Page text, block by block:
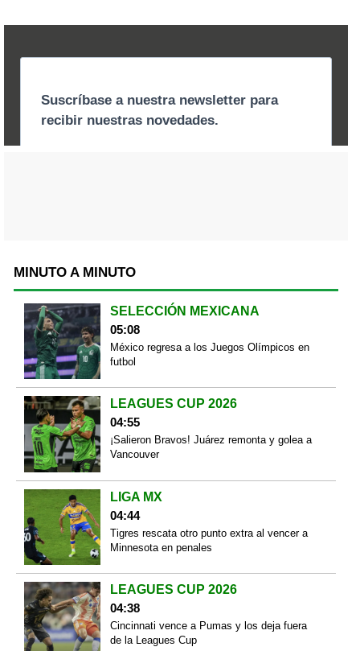
MINUTO A MINUTO
SELECCIÓN MEXICANA
05:08
México regresa a los Juegos Olímpicos en
futbol
LEAGUES CUP 2026
04:55
¡Salieron Bravos! Juárez remonta y golea a
Vancouver
LIGA MX
04:44
Tigres rescata otro punto extra al vencer a
Minnesota en penales
LEAGUES CUP 2026
04:38
Cincinnati vence a Pumas y los deja fuera
de la Leagues Cup